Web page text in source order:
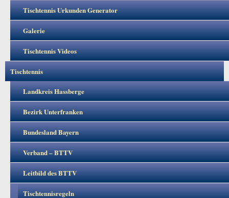
Tischtennis Urkunden Generator
Galerie
Tischtennis Videos
Tischtennis
Landkreis Hassberge
Bezirk Unterfranken
Bundesland Bayern
Verband – BTTV
Leitbild des BTTV
Tischtennisregeln